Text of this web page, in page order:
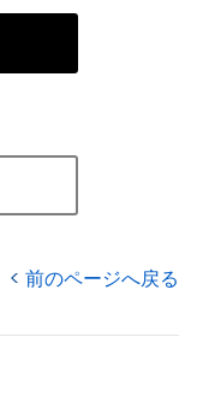
前のページへ戻る